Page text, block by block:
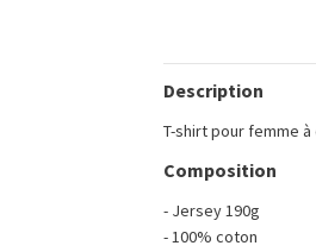
Description
T-shirt pour femme
Composition
- Jersey 190g
- 100% coton